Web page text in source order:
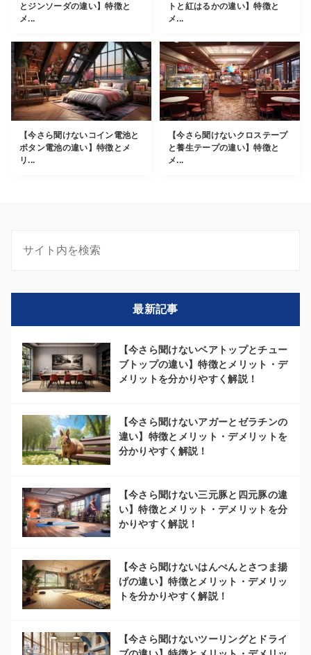
とジンソーダの違い】特徴と
メ...
トと紅はるかの違い】特徴と
メ...
【今さら聞けないコイン電池と
ボタン電池の違い】特徴とメ
リ...
【今さら聞けないクロステープ
と養生テープの違い】特徴と
メ...
最新記事
【今さら聞けないベアトップとチュー
ブトップの違い】特徴とメリット・デ
メリットを分かりやすく解説！
【今さら聞けないアガーとゼラチンの
違い】特徴とメリット・デメリットを
分かりやすく解説！
【今さら聞けない三元豚と四元豚の違
い】特徴とメリット・デメリットを分
かりやすく解説！
【今さら聞けないはんぺんとさつま揚
げの違い】特徴とメリット・デメリッ
トを分かりやすく解説！
【今さら聞けないツーリングとドライ